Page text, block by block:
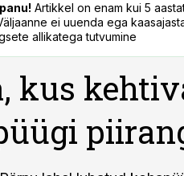
Artikkel on enam kui 5
ei uuenda ega
allikatega tutvumine
kus